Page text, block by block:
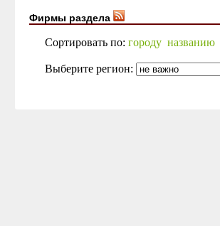
Фирмы раздела
Сортировать по: городу названию
Выберите регион: